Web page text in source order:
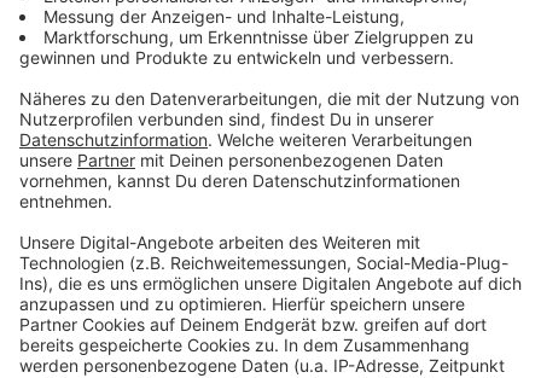
Zumindest sollen Eltern, deren Kinder noch nicht das
16. Lebensjahr erreicht haben, im "begleitenden
Modus" erfahren, was ihre Kinder überhaupt alles
veröffentlichen. Das geht über folgenden Weg:
Einstellung: "Digital Wellbeeing/Privatsphäre" und
"Einstellungen/Begleiteter Modus". Dass dadurch auch
Eltern die App herunterladen und nutzen, mache laut
Experten das System so perfide. Einerseits werde
darauf geachtet, dass Kinder geschützt die App
nutzen, andererseits aber würden dadurch nun die
Daten der Eltern angezapft und überwacht.
Anzeige